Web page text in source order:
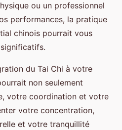
ou un professionnel
performances, la pratique
chinois pourrait vous
du Tai Chi à votre
non seulement
votre coordination et votre
votre concentration,
et votre tranquillité